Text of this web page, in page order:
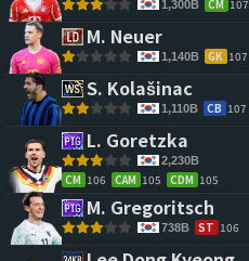
1,300B CM 107
M. Neuer
1,140B GK 107
S. Kolašinac
1,110B CB 107
L. Goretzka
2,230B
CM 106 CAM 105 CDM 105
M. Gregoritsch
738B ST 106